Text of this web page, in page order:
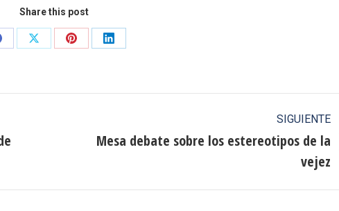
Share this post
Share
Share
Share
SIGUIENTE
Publicación
Mesa debate sobre los estereotipos de la
vejez